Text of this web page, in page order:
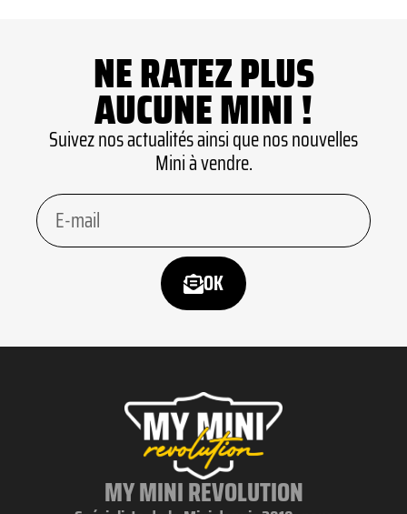
NE RATEZ PLUS
AUCUNE MINI !
Suivez nos actualités ainsi que nos nouvelles
Mini à vendre.
OK
MY MINI REVOLUTION